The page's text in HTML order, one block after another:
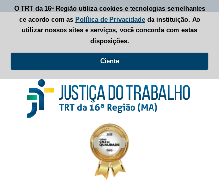
O TRT da 16ª Região utiliza cookies e tecnologias semelhantes
de acordo com as Política de Privacidadeda instituição. Ao
utilizar nossos sites e serviços, você concorda com estas
disposições.
Ciente